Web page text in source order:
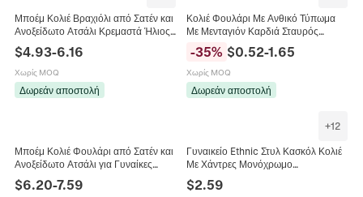
Μποέμ Κολιέ Βραχιόλι από Σατέν και
Ανοξείδωτο Ατσάλι Κρεμαστά Ήλιος
Καρδιά Λεοπάρ Τύπωμα Κοσμήματα
Διακοπών Γυναίκα
$4.93-6.16
Χωρίς MOQ
Δωρεάν αποστολή
Κολιέ Φουλάρι Με Ανθικό Τύπωμα
Με Μενταγιόν Καρδιά Σταυρός
Κεράσι Από Ανοξείδωτο Ατσάλι
Κράμα Στρας Για Γυναίκες
Κοσμήματα DIY
-35% $0.52-1.65
Χωρίς MOQ
Δωρεάν αποστολή
Μποέμ Κολιέ Φουλάρι από Σατέν και
Ανοξείδωτο Ατσάλι για Γυναίκες
Κοχύλια Κοσμήματα Διακοπών
$6.20-7.59
+12
Γυναικείο Ethnic Στυλ Κασκόλ Κολιέ
Με Χάντρες Μονόχρωμο
Χάντρες Δαχτυλίδια Κράματος
$2.59